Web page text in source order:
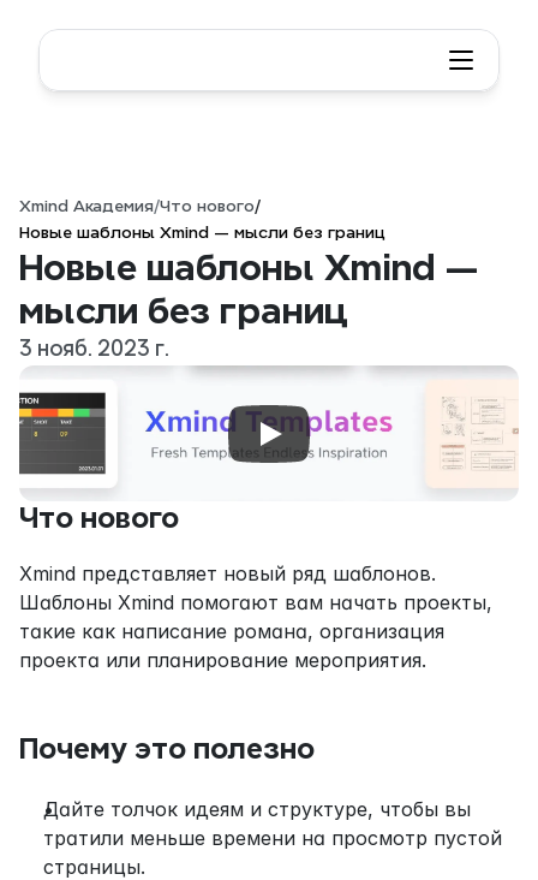
Xmind Академия/Что нового/
Новые шаблоны Xmind — мысли без границ
Новые шаблоны Xmind —
мысли без границ
3 нояб. 2023 г.
Что нового
Xmind представляет новый ряд шаблонов.
Шаблоны Xmind помогают вам начать проекты,
такие как написание романа, организация
проекта или планирование мероприятия.
Почему это полезно
Дайте толчок идеям и структуре, чтобы вы
тратили меньше времени на просмотр пустой
страницы.